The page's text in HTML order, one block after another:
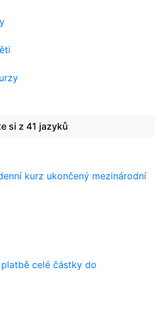
si z 41 jazyků
kurz ukončený mezinárodní
celé částky do